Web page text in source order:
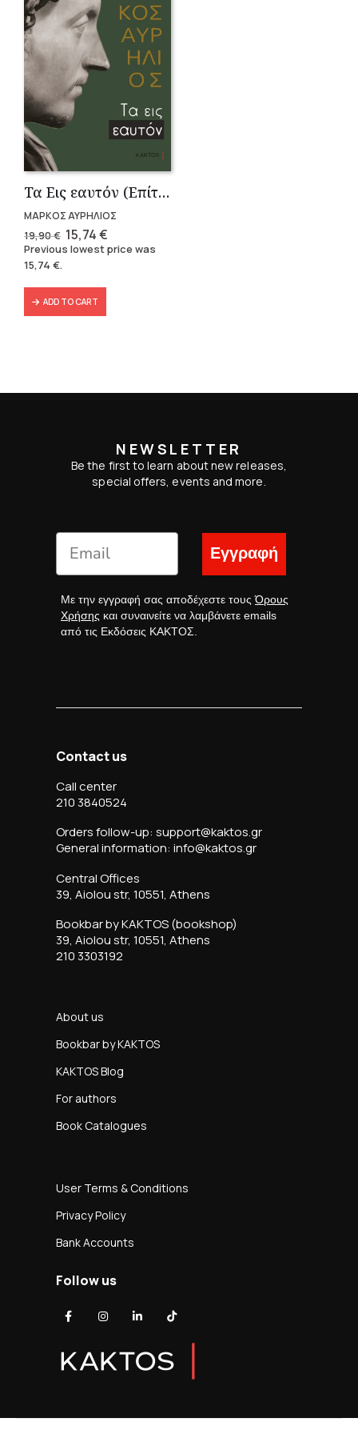
Τα Εις εαυτόν (Επίτομο) – Μάρκος Αυρήλιος
ΜΑΡΚΟΣ ΑΥΡΗΛΙΟΣ
19,90€ Original
price
was:
15,74€Current
price
is:
Previous lowest price was
15,74 €.
ADD TO CART
NEWSLETTER
Be the first to learn about new releases,
special offers, events and more.
Εγγραφή
Με την εγγραφή σας αποδέχεστε τουςΌρους
Χρήσης και συναινείτε να λαμβάνετε emails
από τις Εκδόσεις ΚΑΚΤΟΣ.
Contact us
Call center
210 3840524
Orders follow-up: support@kaktos.gr
General information: info@kaktos.gr
Central Offices
39, Aiolou str, 10551, Athens
Bookbar by KAKTOS (bookshop)
39, Aiolou str, 10551, Athens
210 3303192
About us
Bookbar by KAKTOS
KAKTOS Blog
For authors
Book Catalogues
User Terms & Conditions
Privacy Policy
Bank Accounts
Follow us